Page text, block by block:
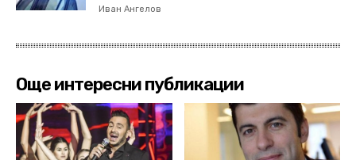
Иван Ангелов
Още интересни публикации